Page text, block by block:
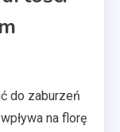
do zaburzeń
wpływa na florę